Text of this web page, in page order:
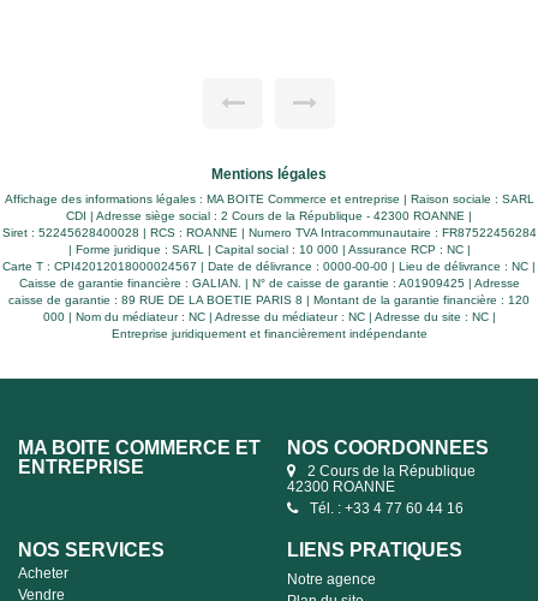
Mentions légales
Affichage des informations légales : MA BOITE Commerce et entreprise | Raison sociale : SARL
CDI | Adresse siège social : 2 Cours de la République - 42300 ROANNE |
Siret : 52245628400028 | RCS : ROANNE | Numero TVA Intracommunautaire : FR87522456284
| Forme juridique : SARL | Capital social : 10 000 | Assurance RCP : NC |
Carte T : CPI42012018000024567 | Date de délivrance : 0000-00-00 | Lieu de délivrance : NC |
Caisse de garantie financière : GALIAN. | N° de caisse de garantie : A01909425 | Adresse
caisse de garantie : 89 RUE DE LA BOETIE PARIS 8 | Montant de la garantie financière : 120
000 | Nom du médiateur : NC | Adresse du médiateur : NC | Adresse du site : NC |
Entreprise juridiquement et financièrement indépendante
MA BOITE COMMERCE ET
ENTREPRISE
NOS COORDONNÉES
2 Cours de la République
42300 ROANNE
Tél. : +33 4 77 60 44 16
NOS SERVICES
Acheter
Vendre
LIENS PRATIQUES
Notre agence